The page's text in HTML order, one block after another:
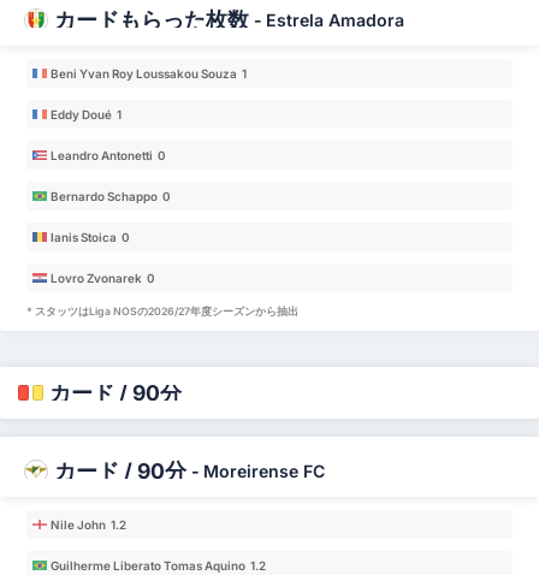
カードもらった枚数 - Estrela Amadora
Beni Yvan Roy Loussakou Souza 1
Eddy Doué 1
Leandro Antonetti 0
Bernardo Schappo 0
Ianis Stoica 0
Lovro Zvonarek 0
* スタッツはLiga NOSの2026/27年度シーズンから抽出
カード / 90分
カード / 90分 - Moreirense FC
Nile John 1.2
Guilherme Liberato Tomas Aquino 1.2